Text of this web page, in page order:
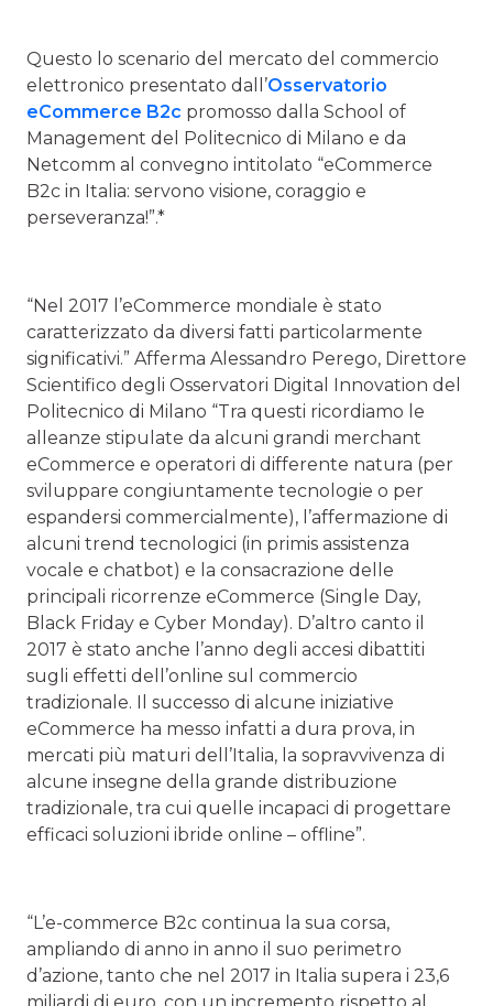
Questo lo scenario del mercato del commercio
elettronico presentato dall’Osservatorio
eCommerce B2c promosso dalla School of
Management del Politecnico di Milano e da
Netcomm al convegno intitolato “eCommerce
B2c in Italia: servono visione, coraggio e
perseveranza!”.*
“Nel 2017 l’eCommerce mondiale è stato
caratterizzato da diversi fatti particolarmente
significativi.” Afferma Alessandro Perego, Direttore
Scientifico degli Osservatori Digital Innovation del
Politecnico di Milano “Tra questi ricordiamo le
alleanze stipulate da alcuni grandi merchant
eCommerce e operatori di differente natura (per
sviluppare congiuntamente tecnologie o per
espandersi commercialmente), l’affermazione di
alcuni trend tecnologici (in primis assistenza
vocale e chatbot) e la consacrazione delle
principali ricorrenze eCommerce (Single Day,
Black Friday e Cyber Monday). D’altro canto il
2017 è stato anche l’anno degli accesi dibattiti
sugli effetti dell’online sul commercio
tradizionale. Il successo di alcune iniziative
eCommerce ha messo infatti a dura prova, in
mercati più maturi dell’Italia, la sopravvivenza di
alcune insegne della grande distribuzione
tradizionale, tra cui quelle incapaci di progettare
efficaci soluzioni ibride online – offline”.
“L’e-commerce B2c continua la sua corsa,
ampliando di anno in anno il suo perimetro
d’azione, tanto che nel 2017 in Italia supera i 23,6
miliardi di euro, con un incremento rispetto al